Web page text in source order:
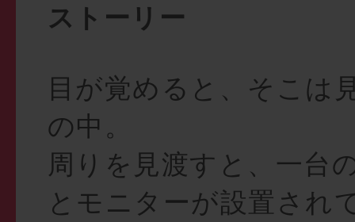
ストーリー
目が覚めると、そこは
の中。
周りを見渡すと、一台
とモニターが設置され